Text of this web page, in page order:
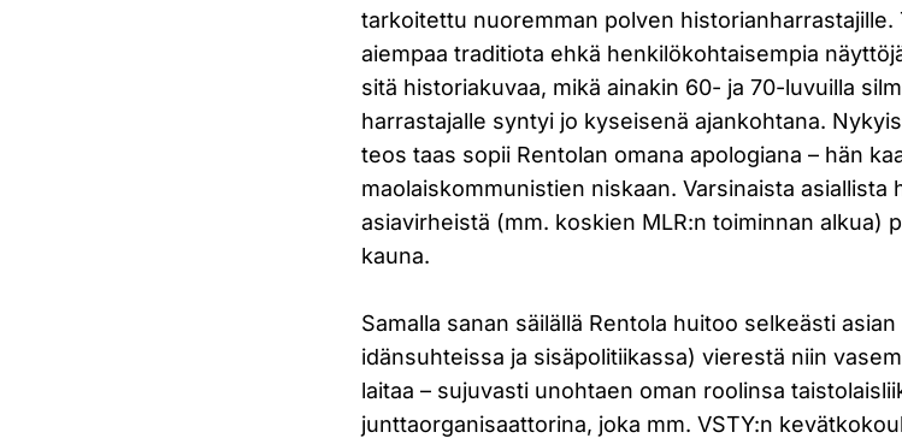
tarkoitettu nuoremman polven
aiempaa traditiota ehkä henkilökohtaisempia
sitä historiakuvaa, mikä ainakin 60- ja 70-luvuilla
harrastajalle syntyi jo kyseisenä ajankohtana.
teos taas sopii Rentolan omana apologiana – hän
maolaiskommunistien niskaan. Varsinaista
asiavirheistä (mm. koskien MLR:n toiminnan alkua)
kauna.
Samalla sanan säilällä Rentola huitoo selkeästi
idänsuhteissa ja sisäpolitiikassa) vierestä niin
laitaa – sujuvasti unohtaen oman roolinsa
junttaorganisaattorina, joka mm. VSTY:n